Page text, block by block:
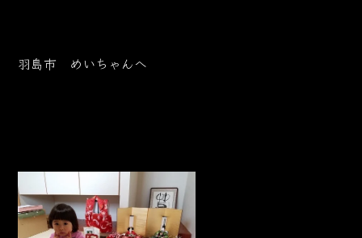
羽島市 めいちゃんへ